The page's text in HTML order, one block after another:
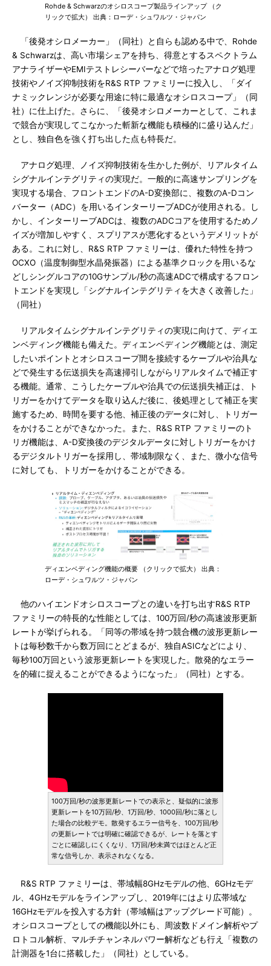
Rohde & Schwarzのオシロスコープ製品ラインアップ （ク
リックで拡大） 出典：ローデ・シュワルツ・ジャパン
「後発オシロメーカー」（同社）と自らも認める中で、Rohde
& Schwarzは、高い市場シェアを持ち、得意とするスペクトラム
アナライザーやEMIテストレシーバーなどで培ったアナログ処理
技術やノイズ抑制技術をR&S RTP ファミリーに投入し、「ダイ
ナミックレンジが必要な用途に特に最適なオシロスコープ」（同
社）に仕上げた。さらに、「後発オシロメーカーとして、これま
で競合が実現してこなかった斬新な機能も積極的に盛り込んだ」
とし、独自色を強く打ち出した点も特長だ。
アナログ処理、ノイズ抑制技術を生かした例が、リアルタイム
シグナルインテグリティの実現だ。一般的に高速サンプリングを
実現する場合、フロントエンドのA-D変換部に、複数のA-Dコン
バーター（ADC）を用いるインターリーブADCが使用される。し
かし、インターリーブADCは、複数のADCコアを使用するためノ
イズが増加しやすく、スプリアスが悪化するというデメリットが
ある。これに対し、R&S RTP ファミリーは、優れた特性を持つ
OCXO（温度制御型水晶発振器）による基準クロックを用いるな
どしシングルコアの10Gサンプル/秒の高速ADCで構成するフロン
トエンドを実現し「シグナルインテグリティを大きく改善した」
（同社）
リアルタイムシグナルインテグリティの実現に向けて、ディエ
ンベディング機能も備えた。ディエンベディング機能とは、測定
したいポイントとオシロスコープ間を接続するケーブルや治具な
どで発生する伝送損失を高速掃引しながらリアルタイムで補正す
る機能。通常、こうしたケーブルや治具での伝送損失補正は、ト
リガーをかけてデータを取り込んだ後に、後処理として補正を実
施するため、時間を要する他、補正後のデータに対し、トリガー
をかけることができなかった。また、R&S RTP ファミリーのト
リガ機能は、A-D変換後のデジタルデータに対しトリガーをかけ
るデジタルトリガーを採用し、帯域制限なく、また、微小な信号
に対しても、トリガーをかけることができる。
ディエンベディング機能の概要 （クリックで拡大） 出典：
ローデ・シュワルツ・ジャパン
他のハイエンドオシロスコープとの違いを打ち出すR&S RTP
ファミリーの特長的な性能としては、100万回/秒の高速波形更新
レートが挙げられる。「同等の帯域を持つ競合機の波形更新レー
トは毎秒数千から数万回にとどまるが、独自ASICなどにより、
毎秒100万回という波形更新レートを実現した。散発的なエラー
を的確に捉えることができるようになった」（同社）とする。
100万回/秒の波形更新レートでの表示と、疑似的に波形
更新レートを10万回/秒、1万回/秒、1000回/秒に落とし
た場合の比較デモ。散発するエラー信号を、100万回/秒
の更新レートでは明確に確認できるが、レートを落とす
ごとに確認しにくくなり、1万回/秒未満ではほとんど正
常な信号しか、表示されなくなる。
R&S RTP ファミリーは、帯域幅8GHzモデルの他、6GHzモデ
ル、4GHzモデルをラインアップし、2019年にはより広帯域な
16GHzモデルを投入する方針（帯域幅はアップグレード可能）。
オシロスコープとしての機能以外にも、周波数ドメイン解析やプ
ロトコル解析、マルチチャンネルパワー解析なども行え「複数の
計測器を1台に搭載した」（同社）としている。